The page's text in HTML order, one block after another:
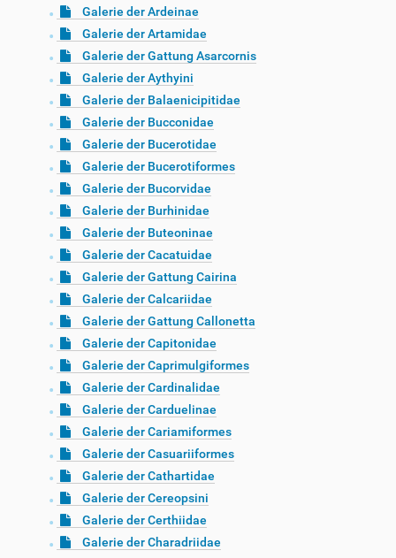
Galerie der Ardeinae
Galerie der Artamidae
Galerie der Gattung Asarcornis
Galerie der Aythyini
Galerie der Balaenicipitidae
Galerie der Bucconidae
Galerie der Bucerotidae
Galerie der Bucerotiformes
Galerie der Bucorvidae
Galerie der Burhinidae
Galerie der Buteoninae
Galerie der Cacatuidae
Galerie der Gattung Cairina
Galerie der Calcariidae
Galerie der Gattung Callonetta
Galerie der Capitonidae
Galerie der Caprimulgiformes
Galerie der Cardinalidae
Galerie der Carduelinae
Galerie der Cariamiformes
Galerie der Casuariiformes
Galerie der Cathartidae
Galerie der Cereopsini
Galerie der Certhiidae
Galerie der Charadriidae